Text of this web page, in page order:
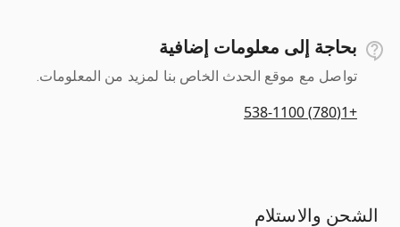
بحاجة إلى معلومات إضافية
تواصل مع موقع الحدث الخاص بنا لمزيد من المعلومات.
+1(780) 538-1100
الشحن والاستلام